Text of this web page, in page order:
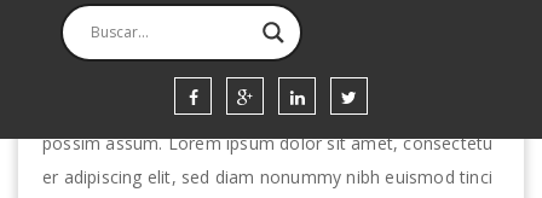
Nam liber tempor cum soluta nobis eleifend option cong
ue nihil imperdiet doming id quod mazim placerat facer
possim assum. Lorem ipsum dolor sit amet, consectetu
er adipiscing elit, sed diam nonummy nibh euismod tinci